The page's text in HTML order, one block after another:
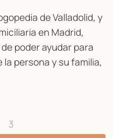
de Valladolid, y
en Madrid,
poder ayudar para
la persona y su familia,
3